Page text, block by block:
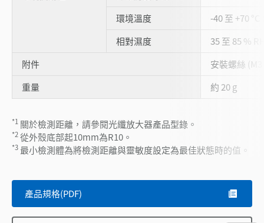
環境溫度
-40 至 +70
相對濕度
35 至 85 %
附件
安裝螺絲
重量
約 20 g
*1 關於檢測距離，請參閱光纖放大器產品型錄。
*2從外殼底部起10mm為R10。
*3 最小檢測體為將檢測距離與靈敏度設定為最佳狀態時的值。
產品規格(PDF)